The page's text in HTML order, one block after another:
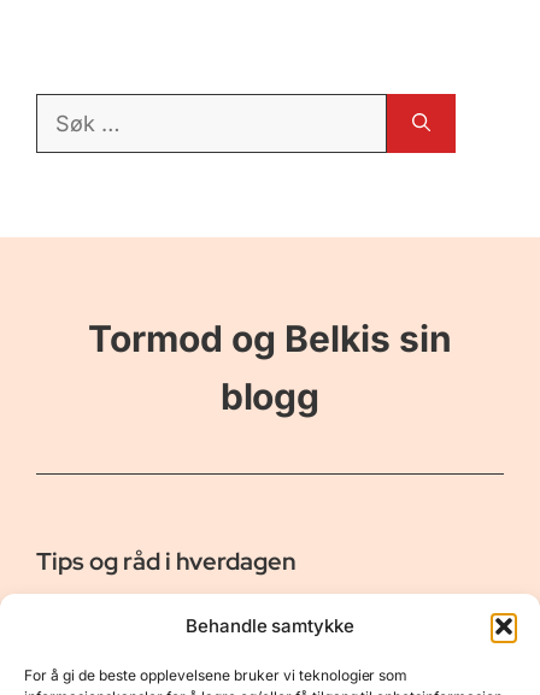
Behandle samtykke
For å gi de beste opplevelsene bruker vi teknologier som
Søk
Tormod og Belkis sin
blogg
Tips og råd i hverdagen
Er vår bloggside hvor vi ønsker å dele våre opplevelser og
gi deg råd og tips innen reiser, hotell - og restauranter,
naturopplevelser, personlig pleie, data, film og bøker m.m.